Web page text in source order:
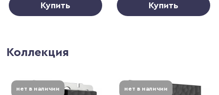
Купить Купить
Коллекция
нет в наличии нет в наличии